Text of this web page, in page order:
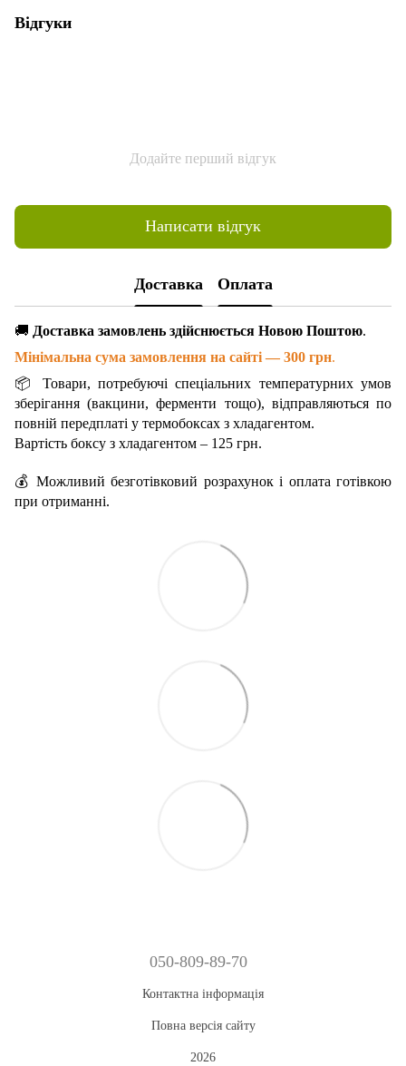
Відгуки
Додайте перший відгук
Написати відгук
Доставка Оплата
🚚 Доставка замовлень здійснюється Новою Поштою.
Мінімальна сума замовлення на сайті — 300 грн.
📦 Товари, потребуючі спеціальних температурних умов
зберігання (вакцини, ферменти тощо), відправляються по
повній передплаті у термобоксах з хладагентом.
Вартість боксу з хладагентом – 125 грн.
💰 Можливий безготівковий розрахунок і оплата готівкою
при отриманні.
050-809-89-70
Контактна інформація
Повна версія сайту
2026